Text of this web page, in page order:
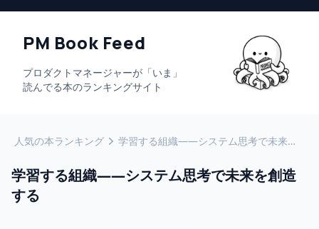
PM Book Feed
プロダクトマネージャーが「いま」
読んでる本のランキングサイト
人気の本ランキング 学習する組織――システム思考で未来を創造する
学習する組織――システム思考で未来を創造
する